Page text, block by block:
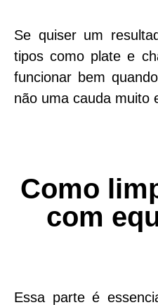
Se quiser um
tipos como plate e
funcionar bem
não uma cauda muito
Como
com
Essa parte é